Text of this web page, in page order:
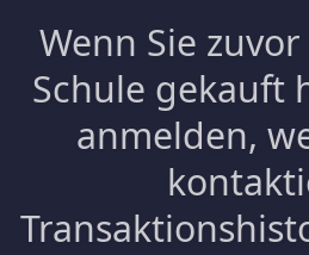
Wenn Sie
Schule gekauft
anmelden,